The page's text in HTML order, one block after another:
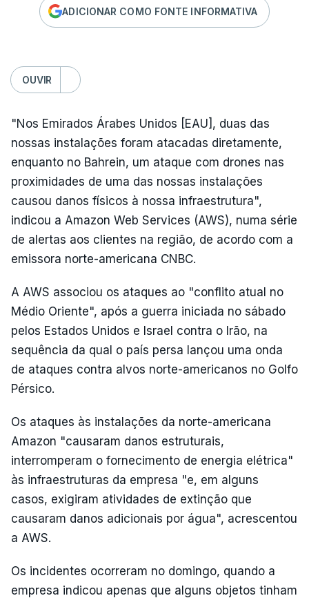
ADICIONAR COMO FONTE INFORMATIVA
OUVIR
"Nos Emirados Árabes Unidos [EAU], duas das
nossas instalações foram atacadas diretamente,
enquanto no Bahrein, um ataque com drones nas
proximidades de uma das nossas instalações
causou danos físicos à nossa infraestrutura",
indicou a Amazon Web Services (AWS), numa série
de alertas aos clientes na região, de acordo com a
emissora norte-americana CNBC.
A AWS associou os ataques ao "conflito atual no
Médio Oriente", após a guerra iniciada no sábado
pelos Estados Unidos e Israel contra o Irão, na
sequência da qual o país persa lançou uma onda
de ataques contra alvos norte-americanos no Golfo
Pérsico.
Os ataques às instalações da norte-americana
Amazon "causaram danos estruturais,
interromperam o fornecimento de energia elétrica"
às infraestruturas da empresa "e, em alguns
casos, exigiram atividades de extinção que
causaram danos adicionais por água", acrescentou
a AWS.
Os incidentes ocorreram no domingo, quando a
empresa indicou apenas que alguns objetos tinham